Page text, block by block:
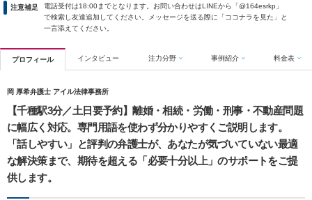
注意補足
電話受付は18:00までとなります。お問い合わせはLINEから「@164esrkp」
で検索し友達追加してください。メッセージを送る際に「ココナラを見た」と
一言添えてください。
プロフィール インタビュー 注力分野 事例紹介 料金表
岡 厚希弁護士 アイル法律事務所
【千種駅3分／土日要予約】離婚・相続・労働・刑事・不動産問題
に幅広く対応。専門用語を使わず分かりやすくご説明します。
「話しやすい」と評判の弁護士が、あなたが気づいていない最適
な解決策まで、期待を超える「必要十分以上」のサポートをご提
供します。